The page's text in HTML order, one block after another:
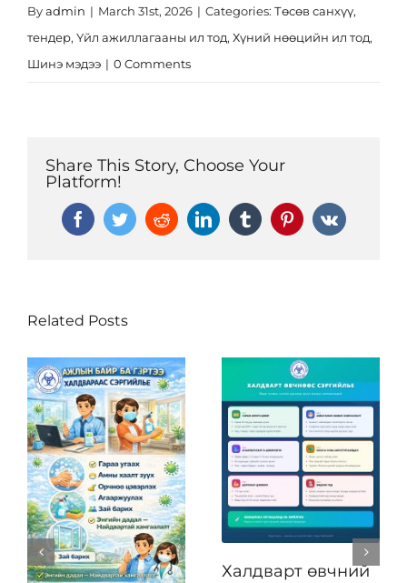
Byadmin | March 31st, 2026 | Categories: Төсөв санхүү,
тендер, Үйл ажиллагааны ил тод, Хүний нөөцийн ил тод,
Шинэ мэдээ | 0 Comments
Share This Story, Choose Your
Platform!
FacebookTwitterRedditLinkedInTumblr Pinterest
Vk
Related Posts
Халдварт өвчний